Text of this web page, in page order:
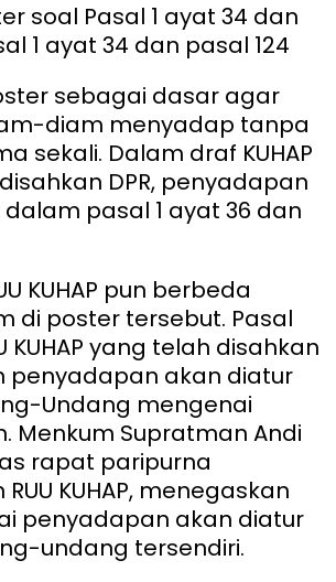
soal Pasal 1 ayat 34 dan
1 ayat 34 dan pasal 124
sebagai dasar agar
diam menyadap tanpa
sekali. Dalam draf KUHAP
DPR, penyadapan
pasal 1 ayat 36 dan
KUHAP pun berbeda
di poster tersebut. Pasal
KUHAP yang telah disahkan
penyadapan akan diatur
Undang mengenai
Menkum Supratman Andi
rapat paripurna
KUHAP, menegaskan
penyadapan akan diatur
undang tersendiri.